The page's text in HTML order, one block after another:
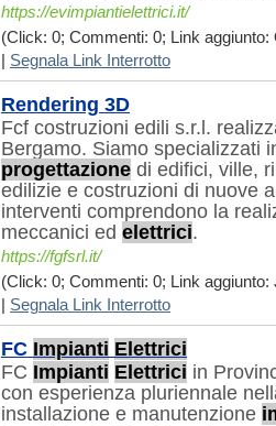
https://evimpiantielettrici.it/
(Click: 0; Commenti: 0; Link aggiunto:
Segnala Link Interrotto
Rendering 3D
Fcf costruzioni edili s.r.l.
Bergamo. Siamo specializzati
progettazione di edifici, ville,
edilizie e costruzioni di nuove
interventi comprendono la
meccanici ed elettrici.
https://fgfsrl.it/
(Click: 0; Commenti: 0; Link aggiunto:
Segnala Link Interrotto
FC Impianti Elettrici
FC Impianti Elettrici in
con esperienza pluriennale
installazione e manutenzione